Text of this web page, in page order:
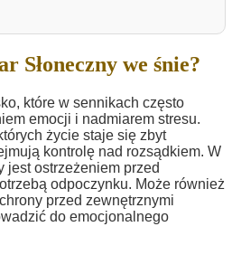
Słoneczny we śnie?
które w sennikach często
emocji i nadmiarem stresu.
życie staje się zbyt
kontrolę nad rozsądkiem. W
jest ostrzeżeniem przed
odpoczynku. Może również
przed zewnętrznymi
do emocjonalnego